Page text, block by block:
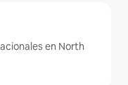
en North